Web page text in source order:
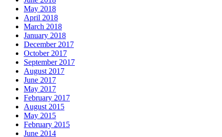
May 2018
April 2018
March 2018
January 2018
December 2017
October 2017
September 2017
August 2017
June 2017
May 2017
February 2017
August 2015
May 2015
February 2015
June 2014